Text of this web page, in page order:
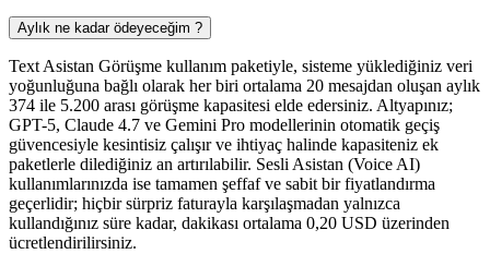
Aylık ne kadar ödeyeceğim ?
Text Asistan Görüşme kullanım paketiyle, sisteme yüklediğiniz veri
yoğunluğuna bağlı olarak her biri ortalama 20 mesajdan oluşan aylık
374 ile 5.200 arası görüşme kapasitesi elde edersiniz. Altyapınız;
GPT-5, Claude 4.7 ve Gemini Pro modellerinin otomatik geçiş
güvencesiyle kesintisiz çalışır ve ihtiyaç halinde kapasiteniz ek
paketlerle dilediğiniz an artırılabilir. Sesli Asistan (Voice AI)
kullanımlarınızda ise tamamen şeffaf ve sabit bir fiyatlandırma
geçerlidir; hiçbir sürpriz faturayla karşılaşmadan yalnızca
kullandığınız süre kadar, dakikası ortalama 0,20 USD üzerinden
ücretlendirilirsiniz.